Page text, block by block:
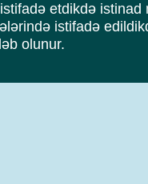
etdikdə istinad
istifadə
olunur.